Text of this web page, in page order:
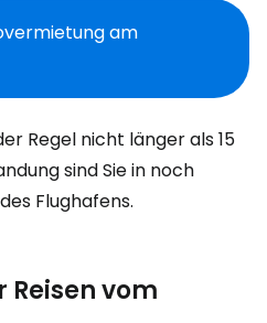
am
Regel nicht länger als 15
sind Sie in noch
Flughafens.
Reisen vom